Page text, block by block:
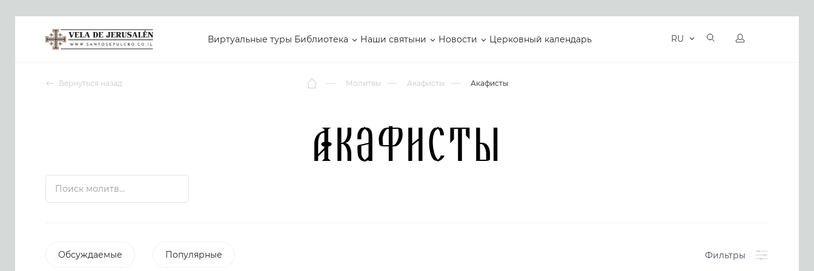
Виртуальные туры Библиотека Наши святыни Новости Церковный календарь RU
Вернуться назад Молитвы Акафисты Акафисты
Акафисты
Обсуждаемые Популярные Фильтры